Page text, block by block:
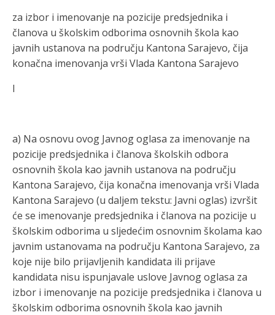
za izbor i imenovanje na pozicije predsjednika i
članova u školskim odborima osnovnih škola kao
javnih ustanova na području Kantona Sarajevo, čija
konačna imenovanja vrši Vlada Kantona Sarajevo
I
a) Na osnovu ovog Javnog oglasa za imenovanje na
pozicije predsjednika i članova školskih odbora
osnovnih škola kao javnih ustanova na području
Kantona Sarajevo, čija konačna imenovanja vrši Vlada
Kantona Sarajevo (u daljem tekstu: Javni oglas) izvršit
će se imenovanje predsjednika i članova na pozicije u
školskim odborima u sljedećim osnovnim školama kao
javnim ustanovama na području Kantona Sarajevo, za
koje nije bilo prijavljenih kandidata ili prijave
kandidata nisu ispunjavale uslove Javnog oglasa za
izbor i imenovanje na pozicije predsjednika i članova u
školskim odborima osnovnih škola kao javnih